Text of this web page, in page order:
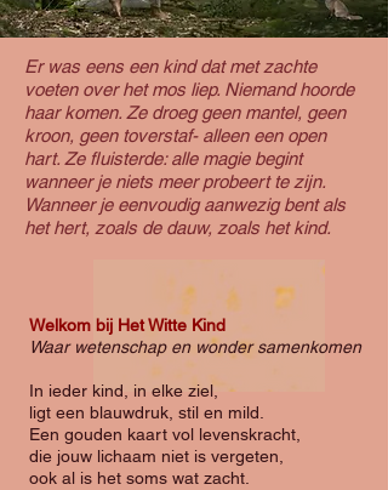
Er was eens een kind dat met zachte
voeten over het mos liep. Niemand hoorde
haar komen. Ze droeg geen mantel, geen
kroon, geen toverstaf- alleen een open
hart. Ze fluisterde: alle magie begint
wanneer je niets meer probeert te zijn.
Wanneer je eenvoudig aanwezig bent als
het hert, zoals de dauw, zoals het kind.
Welkom bij Het Witte Kind
Waar wetenschap en wonder samenkomen
In ieder kind, in elke ziel,
ligt een blauwdruk, stil en mild.
Een gouden kaart vol levenskracht,
die jouw lichaam niet is vergeten,
ook al is het soms wat zacht.